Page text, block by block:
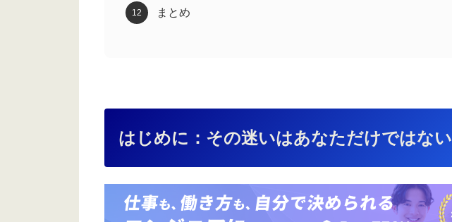
まとめ
はじめに：その迷いはあなただけではない